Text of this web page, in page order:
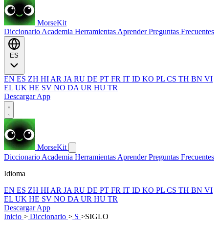
MorseKit
Diccionario Academia Herramientas AprenderPreguntas Frecuentes
EN ES ZH HI AR JA RU DE PT FR IT ID KO PL CS TH BN VI
EL UK HE SV NO DA UR HU TR
Descargar App
MorseKit
Diccionario Academia Herramientas AprenderPreguntas Frecuentes
Idioma
EN ES ZH HI AR JA RU DE PT FR IT ID KO PL CS TH BN VI
EL UK HE SV NO DA UR HU TR
Descargar App
Inicio > Diccionario > S >SIGLO